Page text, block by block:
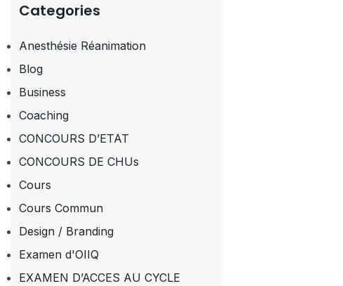
Categories
Anesthésie Réanimation
Blog
Business
Coaching
CONCOURS D’ETAT
CONCOURS DE CHUs
Cours
Cours Commun
Design / Branding
Examen d'OIIQ
EXAMEN D’ACCES AU CYCLE